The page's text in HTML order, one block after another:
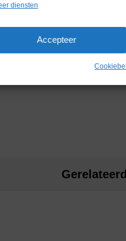
diensten
Accepteer